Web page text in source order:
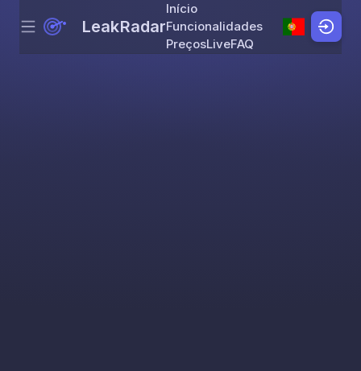
Skip to content
Menu LeakRadar
Início
Funcionalidades
PreçosLiveFAQ